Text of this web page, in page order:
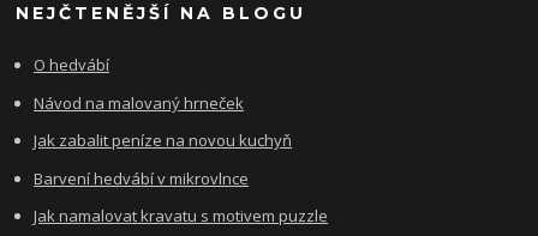
NEJČTENĚJŠÍ NA BLOGU
O hedvábí
Návod na malovaný hrneček
Jak zabalit peníze na novou kuchyň
Barvení hedvábí v mikrovlnce
Jak namalovat kravatu s motivem puzzle